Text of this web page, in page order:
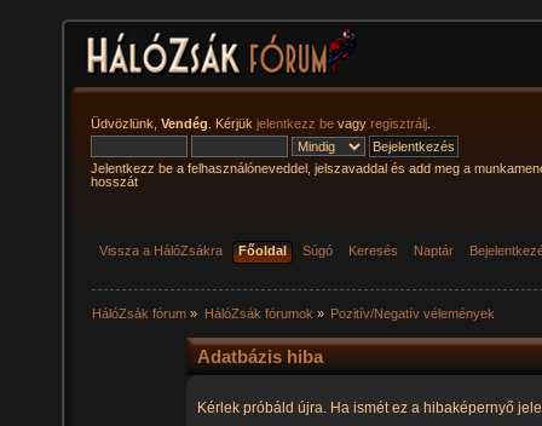
Üdvözlünk, Vendég . Kérjük jelentkezz be vagy regisztrálj
Jelentkezz be a felhasználóneveddel, jelszavaddal és add meg a
hosszát
Vissza a HálóZsákra Főoldal Súgó Keresés Naptár
HálóZsák fórum » HálóZsák fórumok » Pozitív/Negatív vélemények
Adatbázis hiba
Kérlek próbáld újra. Ha ismét ez a hibaképernyő